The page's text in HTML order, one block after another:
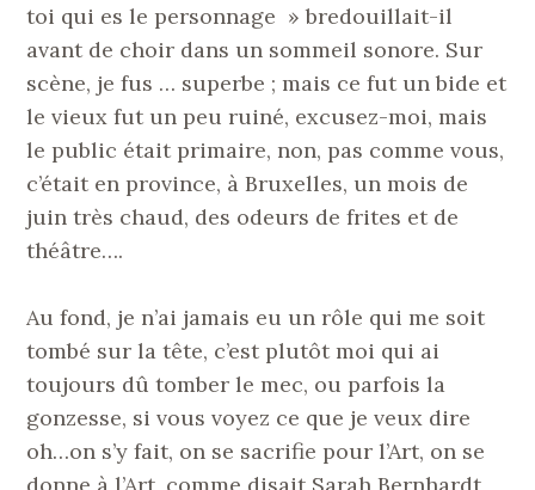
toi qui es le personnage » bredouillait-il
avant de choir dans un sommeil sonore. Sur
scène, je fus … superbe ; mais ce fut un bide et
le vieux fut un peu ruiné, excusez-moi, mais
le public était primaire, non, pas comme vous,
c’était en province, à Bruxelles, un mois de
juin très chaud, des odeurs de frites et de
théâtre….
Au fond, je n’ai jamais eu un rôle qui me soit
tombé sur la tête, c’est plutôt moi qui ai
toujours dû tomber le mec, ou parfois la
gonzesse, si vous voyez ce que je veux dire
oh…on s’y fait, on se sacrifie pour l’Art, on se